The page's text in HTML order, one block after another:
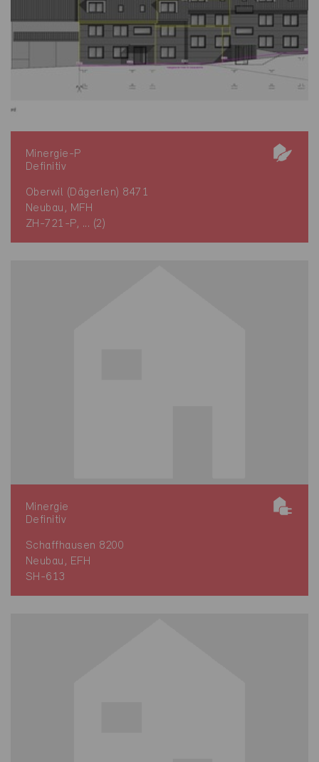
Minergie-P
Definitiv
Oberwil (Dägerlen) 8471
Neubau, MFH
ZH-721-P, ... (2)
Minergie
Definitiv
Schaffhausen 8200
Neubau, EFH
SH-613